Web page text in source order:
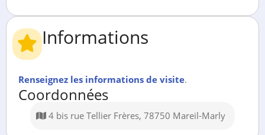
Informations
Renseignez les informations de visite.
Coordonnées
4 bis rue Tellier Frères, 78750 Mareil-Marly